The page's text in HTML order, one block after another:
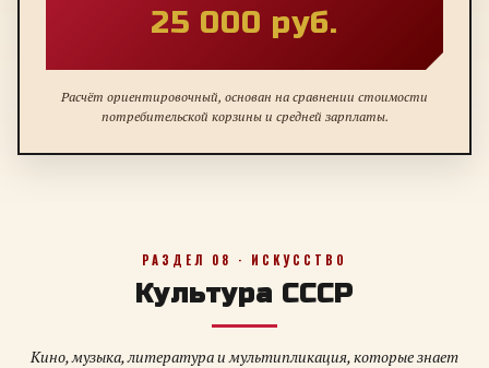
25 000 руб.
Расчёт ориентировочный, основан на сравнении стоимости
потребительской корзины и средней зарплаты.
РАЗДЕЛ 08 · ИСКУССТВО
Культура СССР
Кино, музыка, литература и мультипликация, которые знает